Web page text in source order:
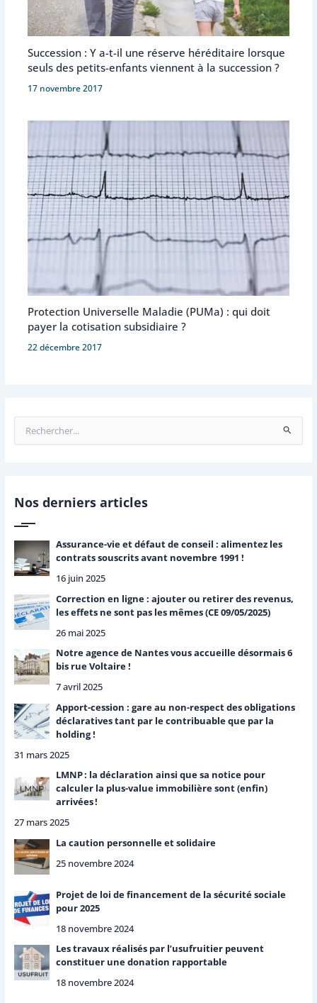
Succession : Y a-t-il une réserve héréditaire lorsque
seuls des petits-enfants viennent à la succession ?
17 novembre 2017
Protection Universelle Maladie (PUMa) : qui doit
payer la cotisation subsidiaire ?
22 décembre 2017
e
r
h
e
r
Nos derniers articles
Assurance-vie et défaut de conseil : alimentez les
contrats souscrits avant novembre 1991 !
16 juin 2025
Correction en ligne : ajouter ou retirer des revenus,
les effets ne sont pas les mêmes (CE 09/05/2025)
26 mai 2025
Notre agence de Nantes vous accueille désormais 6
bis rue Voltaire !
7 avril 2025
Apport-cession : gare au non-respect des obligations
déclaratives tant par le contribuable que par la
holding !
31 mars 2025
LMNP : la déclaration ainsi que sa notice pour
calculer la plus-value immobilière sont (enfin)
arrivées !
27 mars 2025
La caution personnelle et solidaire
25 novembre 2024
Projet de loi de financement de la sécurité sociale
pour 2025
18 novembre 2024
Les travaux réalisés par l’usufruitier peuvent
constituer une donation rapportable
18 novembre 2024